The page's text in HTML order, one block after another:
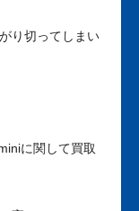
り切ってしまい
に関して買取